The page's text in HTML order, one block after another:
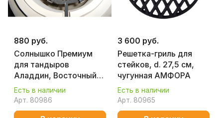
880 руб.
Солнышко Премиум
для тандыров
Аладдин, Восточный
АМФОРА
Есть в наличии
Арт. 80986
3 600 руб.
Решетка-гриль для
стейков, d. 27,5 см,
чугунная АМФОРА
Есть в наличии
Арт. 80965